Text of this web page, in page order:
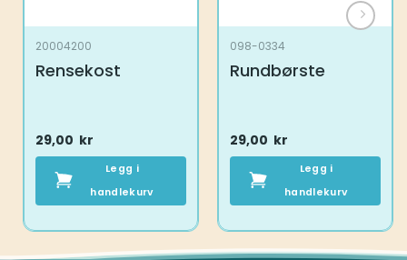
20004200
Rensekost
29,00 kr
Legg i
handlekurv
098-0334
Rundbørste
29,00 kr
Legg i
handlekurv